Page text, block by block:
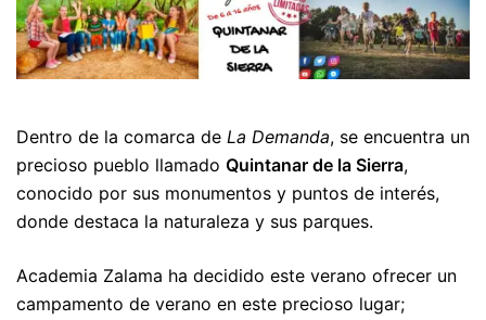
Dentro de la comarca de La Demanda, se encuentra un
precioso pueblo llamado Quintanar de la Sierra,
conocido por sus monumentos y puntos de interés,
donde destaca la naturaleza y sus parques.
Academia Zalama ha decidido este verano ofrecer un
campamento de verano en este precioso lugar;